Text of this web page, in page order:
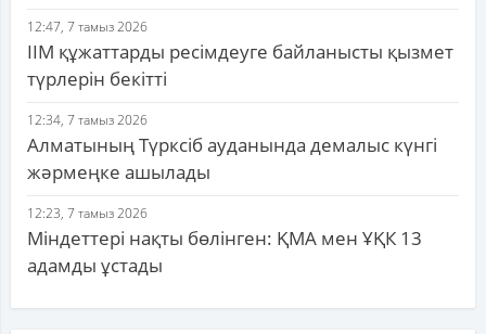
12:47, 7 тамыз 2026
ІІМ құжаттарды ресімдеуге байланысты қызмет
түрлерін бекітті
12:34, 7 тамыз 2026
Алматының Түрксіб ауданында демалыс күнгі
жәрмеңке ашылады
12:23, 7 тамыз 2026
Міндеттері нақты бөлінген: ҚМА мен ҰҚК 13
адамды ұстады